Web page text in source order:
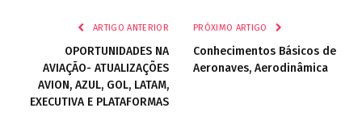
ARTIGO ANTERIOR
OPORTUNIDADES NA
AVIAÇÃO- ATUALIZAÇÕES
AVION, AZUL, GOL, LATAM,
EXECUTIVA E PLATAFORMAS
PRÓXIMO ARTIGO
Conhecimentos Básicos de
Aeronaves, Aerodinâmica